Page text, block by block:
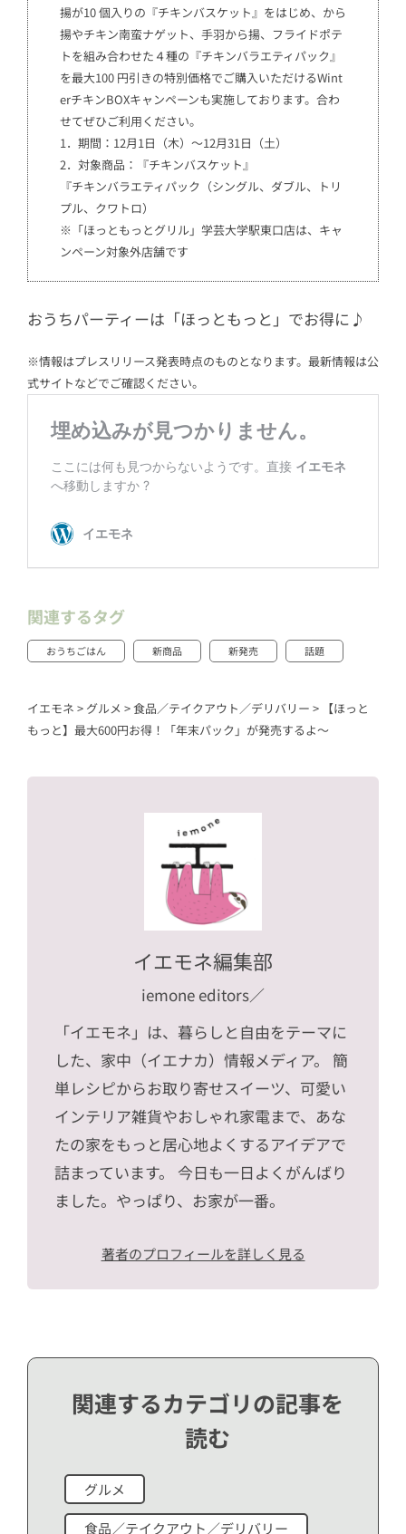
揚が10 個入りの『チキンバスケット』をはじめ、から
揚やチキン南蛮ナゲット、手羽から揚、フライドポテ
トを組み合わせた４種の『チキンバラエティパック』
を最大100 円引きの特別価格でご購入いただけるWint
erチキンBOXキャンペーンも実施しております。合わ
せてぜひご利用ください。
1．期間：12月1日（木）～12月31日（土）
2．対象商品：『チキンバスケット』
『チキンバラエティパック（シングル、ダブル、トリ
プル、クワトロ）
※「ほっともっとグリル」学芸大学駅東口店は、キャ
ンペーン対象外店舗です
おうちパーティーは「ほっともっと」でお得に♪
※情報はプレスリリース発表時点のものとなります。最新情報は公
式サイトなどでご確認ください。
関連するタグ
おうちごはん 新商品 新発売 話題
イエモネ > グルメ >食品／テイクアウト／デリバリー > 【ほっと
もっと】最大600円お得！「年末パック」が発売するよ～
イエモネ編集部
iemone editors／
「イエモネ」は、暮らしと自由をテーマに
した、家中（イエナカ）情報メディア。 簡
単レシピからお取り寄せスイーツ、可愛い
インテリア雑貨やおしゃれ家電まで、あな
たの家をもっと居心地よくするアイデアで
詰まっています。 今日も一日よくがんばり
ました。やっぱり、お家が一番。
著者のプロフィールを詳しく見る
関連するカテゴリの記事を
読む
グルメ
食品／テイクアウト／デリバリー